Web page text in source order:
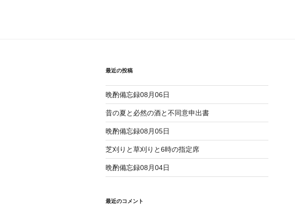
最近の投稿
晩酌備忘録08月06日
昔の夏と必然の酒と不同意申出書
晩酌備忘録08月05日
芝刈りと草刈りと6時の指定席
晩酌備忘録08月04日
最近のコメント